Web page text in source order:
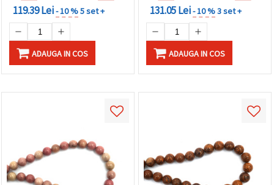
119.39 Lei- 10 %5 set +
ADAUGA IN COS
131.05 Lei- 10 %3 set +
ADAUGA IN COS